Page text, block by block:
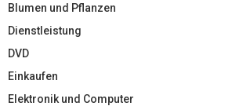
Blumen und Pflanzen
Dienstleistung
DVD
Einkaufen
Elektronik und Computer